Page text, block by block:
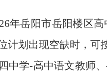
年岳阳市岳阳楼区
计划出现空缺时，可
中学-高中语文教师